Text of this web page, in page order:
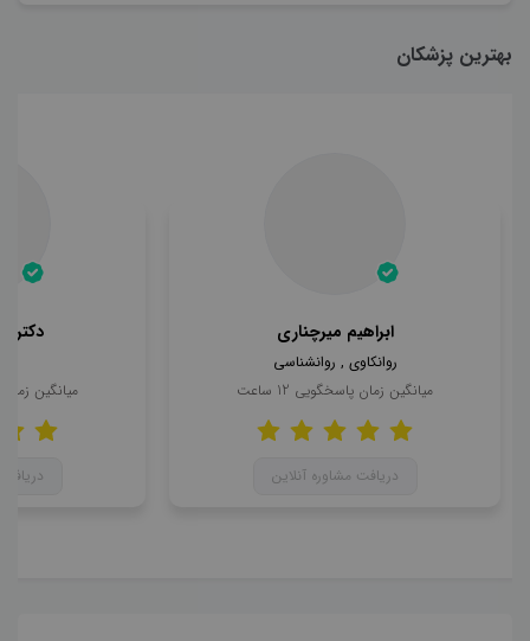
بهترین پزشکان
ابراهیم میرچناری
روانکاوی , روانشناسی
میانگین زمان پاسخگویی 12 ساعت
دریافت مشاوره آنلاین
دکتر
میانگین